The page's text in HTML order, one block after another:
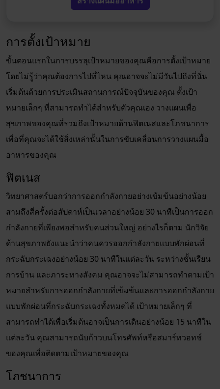
การตั้งเป้าหมาย
ขั้นตอนแรกในการบรรลุเป้าหมายของคุณคือการตั้งเป้าหมาย
โดยไม่รู้ว่าคุณต้องการไปที่ไหน คุณอาจจะไม่มีวันไปถึงที่นั่น
เริ่มต้นด้วยการประเมินสถานการณ์ปัจจุบันของคุณ ตั้งเป้า
หมายเล็กๆ ที่สามารถทำได้สำหรับตัวคุณเอง วางแผนเพื่อ
สุขภาพของคุณที่รวมถึงเป้าหมายด้านฟิตเนสและโภชนาการ
เพื่อที่คุณจะได้ใช้สิ่งเหล่านั้นในการขับเคลื่อนการวางแผนมื้อ
อาหารของคุณ
ฟิตเนส
วิทยาศาสตร์บอกว่าการออกกำลังกายอย่างเข้มข้นอย่างน้อย
สามถึงสี่ครั้งต่อสัปดาห์เป็นเวลาอย่างน้อย 30 นาทีเป็นการออก
กำลังกายที่เพียงพอสำหรับคนส่วนใหญ่ อย่างไรก็ตาม นักวิจัย
ด้านสุขภาพยังแนะนำว่าคนควรออกกำลังกายแบบพักผ่อนที่
กระฉับกระเฉงอย่างน้อย 30 นาทีในแต่ละวัน ระหว่างชั้นเรียน
การบ้าน และภาระทางสังคม คุณอาจจะไม่สามารถทำตามเป้า
หมายสำหรับการออกกำลังกายที่เข้มข้นและการออกกำลังกาย
แบบพักผ่อนที่กระฉับกระเฉงทั้งหมดได้ เป้าหมายเล็กๆ ที่
สามารถทำได้เพื่อเริ่มต้นอาจเป็นการเดินอย่างน้อย 15 นาทีใน
แต่ละวัน คุณสามารถนับก้าวบนโทรศัพท์หรือสมาร์ทวอทช์
ของคุณเพื่อติดตามเป้าหมายของคุณ
โภชนาการ